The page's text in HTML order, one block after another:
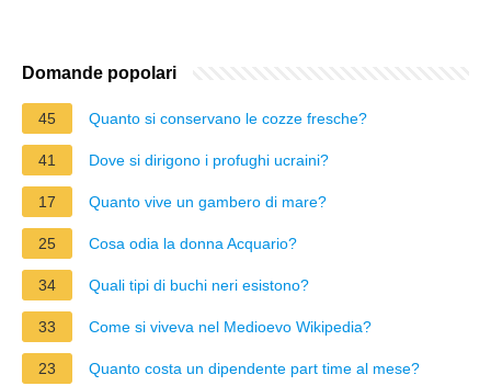
Domande popolari
45 Quanto si conservano le cozze fresche?
41 Dove si dirigono i profughi ucraini?
17 Quanto vive un gambero di mare?
25 Cosa odia la donna Acquario?
34 Quali tipi di buchi neri esistono?
33 Come si viveva nel Medioevo Wikipedia?
23 Quanto costa un dipendente part time al mese?